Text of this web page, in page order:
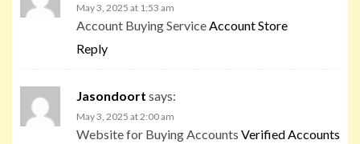
May 3, 2025 at 1:53 am
Account Buying Service Account Store
Reply
Jasondoort says:
May 3, 2025 at 2:00 am
Website for Buying Accounts Verified Accounts